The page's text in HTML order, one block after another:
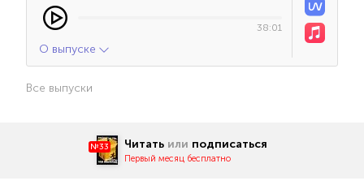
38:01
О выпуске
Все выпуски
№33 Читать или подписаться
Первый месяц бесплатно